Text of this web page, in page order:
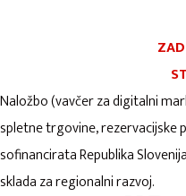
Naložbo (vavčer za digitalni
spletne trgovine, rezervacijske
sofinancirata Republika
sklada za regionalni razvoj.